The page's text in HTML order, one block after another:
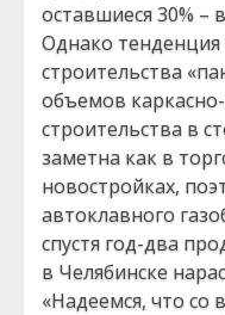
оставшиеся 30%
Однако
строительства
объемов
строительства в
заметна как в
новостройках,
автоклавного
спустя год-два
в Челябинске
«Надеемся, что со